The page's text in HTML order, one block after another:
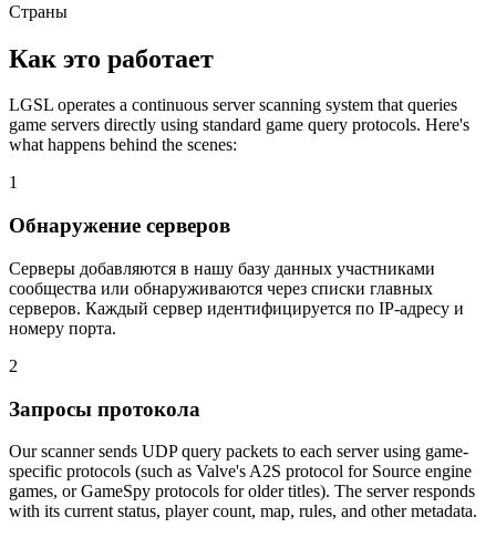
Страны
Как это работает
LGSL operates a continuous server scanning system that queries
game servers directly using standard game query protocols. Here's
what happens behind the scenes:
1
Обнаружение серверов
Серверы добавляются в нашу базу данных участниками
сообщества или обнаруживаются через списки главных
серверов. Каждый сервер идентифицируется по IP-адресу и
номеру порта.
2
Запросы протокола
Our scanner sends UDP query packets to each server using game-
specific protocols (such as Valve's A2S protocol for Source engine
games, or GameSpy protocols for older titles). The server responds
with its current status, player count, map, rules, and other metadata.